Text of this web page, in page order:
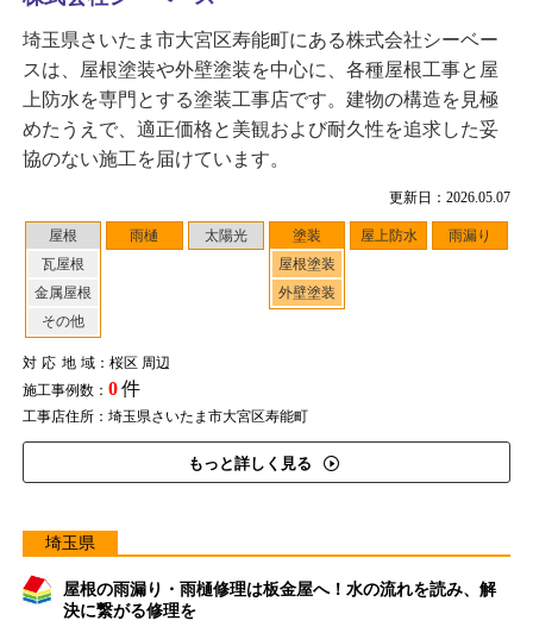
更新日：2026.05.07
屋根
瓦屋根
金属屋根
その他
雨樋 太陽光
塗装
屋根塗装
外壁塗装
屋上防水 雨漏り
対応地域：桜区 周辺
施工事例数： 0件
工事店住所：埼玉県さいたま市大宮区寿能町
もっと詳しく見る
埼玉県さいたま市大宮区寿能町にある株式会社シーベー
スは、屋根塗装や外壁塗装を中心に、各種屋根工事と屋
上防水を専門とする塗装工事店です。建物の構造を見極
めたうえで、適正価格と美観および耐久性を追求した妥
協のない施工を届けています。
埼玉県
屋根の雨漏り・雨樋修理は板金屋へ！水の流れを読み、解
決に繋がる修理を